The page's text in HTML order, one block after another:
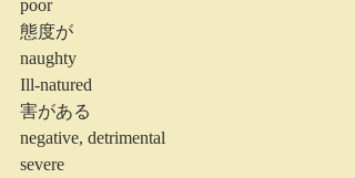
poor
態度が
naughty
Ill-natured
害がある
negative, detrimental
severe